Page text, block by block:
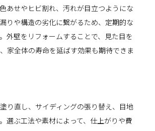
あせやヒビ割れ、汚れが目立つようにな
りや構造の劣化に繋がるため、定期的な
外壁をリフォームすることで、見た目を
家全体の寿命を延ばす効果も期待できま
り直し、サイディングの張り替え、目地
選ぶ工法や素材によって、仕上がりや費